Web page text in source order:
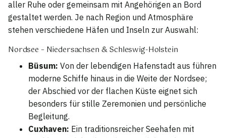
aller Ruhe oder gemeinsam mit Angehörigen an Bord
gestaltet werden. Je nach Region und Atmosphäre
stehen verschiedene Häfen und Inseln zur Auswahl:
Nordsee – Niedersachsen & Schleswig-Holstein
Büsum: Von der lebendigen Hafenstadt aus führen
moderne Schiffe hinaus in die Weite der Nordsee;
der Abschied vor der flachen Küste eignet sich
besonders für stille Zeremonien und persönliche
Begleitung.
Cuxhaven: Ein traditionsreicher Seehafen mit